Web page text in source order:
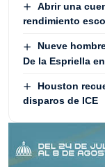
Abrir una
rendimiento
Nueve
De la Espriella
Houston
disparos de ICE